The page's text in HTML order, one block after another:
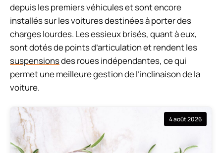
depuis les premiers véhicules et sont encore
installés sur les voitures destinées à porter des
charges lourdes. Les essieux brisés, quant à eux,
sont dotés de points d’articulation et rendent les
suspensionsdes roues indépendantes, ce qui
permet une meilleure gestion de l’inclinaison de la
voiture.
4 août 2026